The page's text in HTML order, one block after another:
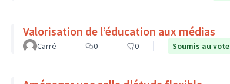
Valorisation de l’éducation aux médias
Carré 0 0 Soumis au vote